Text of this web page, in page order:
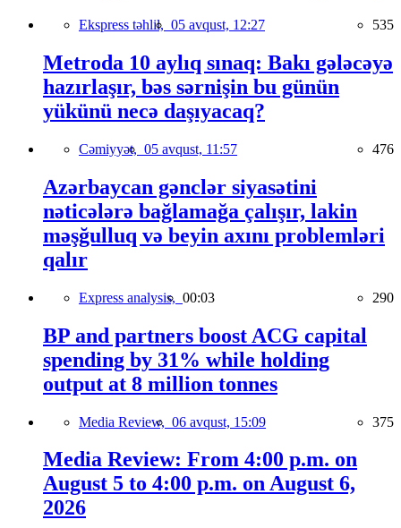
Ekspress təhlil, 05 avqust, 12:27 535
Metroda 10 aylıq sınaq: Bakı gələcəyə
hazırlaşır, bəs sərnişin bu günün
yükünü necə daşıyacaq?
Cəmiyyət, 05 avqust, 11:57 476
Azərbaycan gənclər siyasətini
nəticələrə bağlamağa çalışır, lakin
məşğulluq və beyin axını problemləri
qalır
Express analysis, 00:03 290
BP and partners boost ACG capital
spending by 31% while holding
output at 8 million tonnes
Media Review, 06 avqust, 15:09 375
Media Review: From 4:00 p.m. on
August 5 to 4:00 p.m. on August 6,
2026